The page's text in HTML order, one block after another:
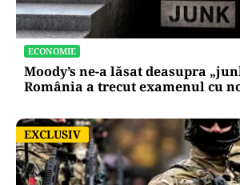
ECONOMIE
Moody’s ne-a lăsat deasupra
România a trecut examenul cu
EXCLUSIV
EXCLUSIV